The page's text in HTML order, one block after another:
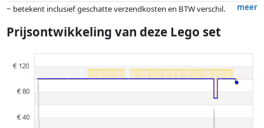
meer
~ betekent inclusief geschatte verzendkosten en BTW verschil.
gewicht.
partners hebben hier geen enkele invoed op. Alleen bij gelijke prijzen
kunnen historische prestaties de volgorde beïnvloeden.
Prijsontwikkeling van deze Lego set